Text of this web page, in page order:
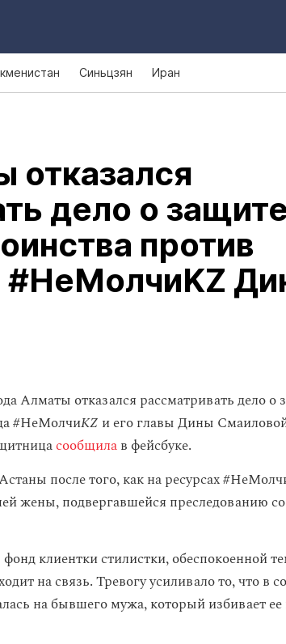
Синьцзян Иран
отказался
дело о защите
против
#НеМолчиKZ
Алматы отказался рассматривать дело о
#НеМолчиKZ и его главы Дины
сообщилав фейсбуке.
после того, как на ресурсах
жены, подвергавшейся преследованию со
клиентки стилистки, обеспокоенной
на связь. Тревогу усиливало то, что в
на бывшего мужа, который избивает ее